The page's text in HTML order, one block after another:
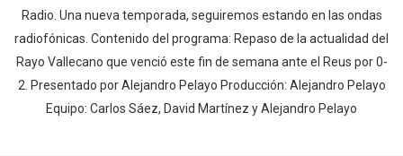
Radio. Una nueva temporada, seguiremos estando en las ondas
radiofónicas. Contenido del programa: Repaso de la actualidad del
Rayo Vallecano que venció este fin de semana ante el Reus por 0-
2. Presentado por Alejandro Pelayo Producción: Alejandro Pelayo
Equipo: Carlos Sáez, David Martínez y Alejandro Pelayo